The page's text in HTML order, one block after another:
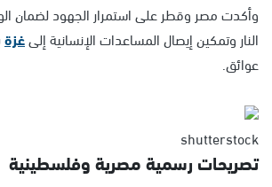
وأكدت مصر وقطر على استمرار الجهود لضمان
النار وتمكين إيصال المساعدات الإنسانية إلىغزة
عوائق.
shutterstock
تصريحات رسمية مصرية وفلسطينية